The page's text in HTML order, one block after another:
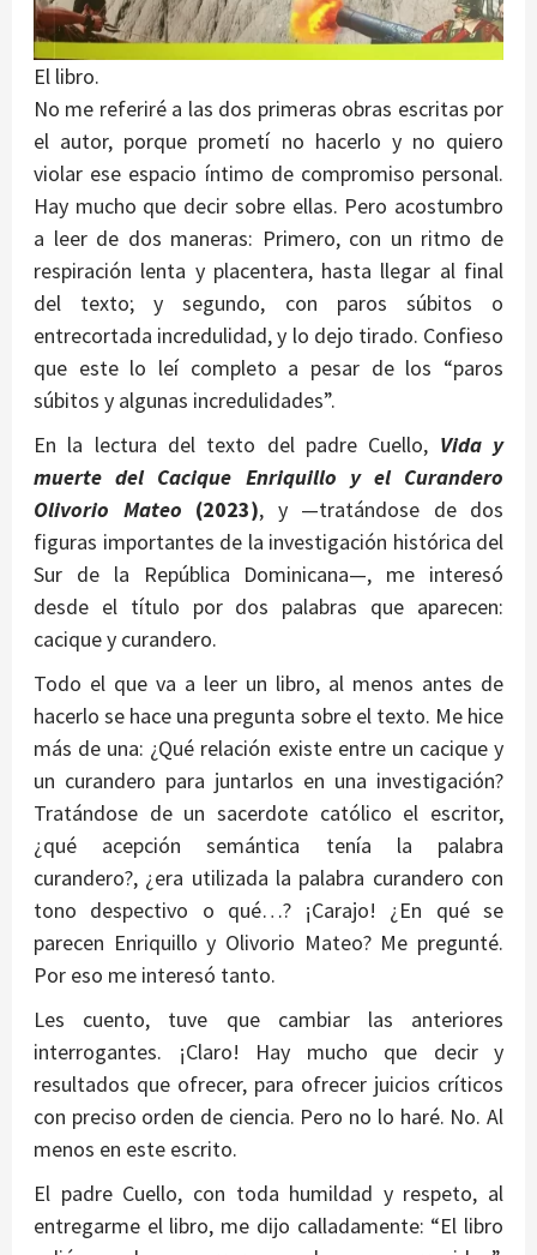
El libro.
No me referiré a las dos primeras obras escritas por
el autor, porque prometí no hacerlo y no quiero
violar ese espacio íntimo de compromiso personal.
Hay mucho que decir sobre ellas. Pero acostumbro
a leer de dos maneras: Primero, con un ritmo de
respiración lenta y placentera, hasta llegar al final
del texto; y segundo, con paros súbitos o
entrecortada incredulidad, y lo dejo tirado. Confieso
que este lo leí completo a pesar de los “paros
súbitos y algunas incredulidades”.
En la lectura del texto del padre Cuello, Vida y
muerte del Cacique Enriquillo y el Curandero
Olivorio Mateo (2023), y —tratándose de dos
figuras importantes de la investigación histórica del
Sur de la República Dominicana—, me interesó
desde el título por dos palabras que aparecen:
cacique y curandero.
Todo el que va a leer un libro, al menos antes de
hacerlo se hace una pregunta sobre el texto. Me hice
más de una: ¿Qué relación existe entre un cacique y
un curandero para juntarlos en una investigación?
Tratándose de un sacerdote católico el escritor,
¿qué acepción semántica tenía la palabra
curandero?, ¿era utilizada la palabra curandero con
tono despectivo o qué…? ¡Carajo! ¿En qué se
parecen Enriquillo y Olivorio Mateo? Me pregunté.
Por eso me interesó tanto.
Les cuento, tuve que cambiar las anteriores
interrogantes. ¡Claro! Hay mucho que decir y
resultados que ofrecer, para ofrecer juicios críticos
con preciso orden de ciencia. Pero no lo haré. No. Al
menos en este escrito.
El padre Cuello, con toda humildad y respeto, al
entregarme el libro, me dijo calladamente: “El libro